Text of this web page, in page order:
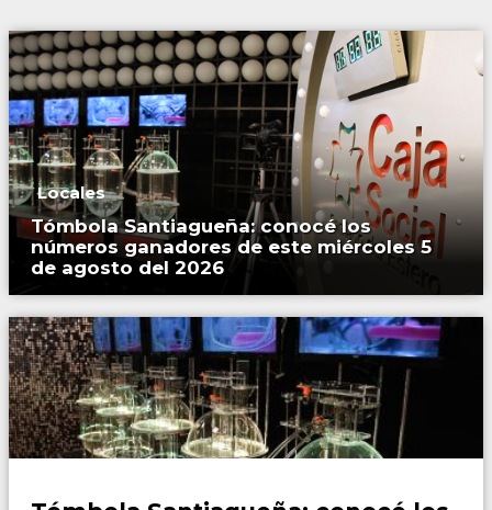
Locales
Tómbola Santiagueña: conocé los
números ganadores de este miércoles 5
de agosto del 2026